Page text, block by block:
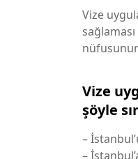
Vize
Vize
şöyle
–
–